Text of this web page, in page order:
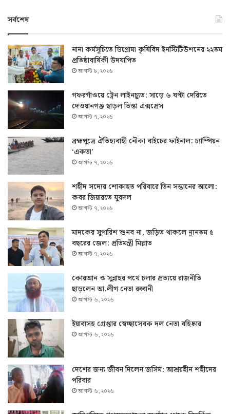
সর্বশেষ
নানা কর্মসূচিতে ডিপ্লোমা কৃষিবিদ ইনস্টিটিউশনের ২২তম
প্রতিষ্ঠাবার্ষিকী উদযাপিত
আগস্ট ৮, ২০২৬
গফরগাঁওয়ে ট্রেন লাইনচ্যুত: সাড়ে ৬ ঘণ্টা দেরিতে
দেওয়ানগঞ্জ ছাড়ল তিস্তা এক্সপ্রেস
আগস্ট ৭, ২০২৬
ব্রহ্মপুত্রে ঐতিহ্যবাহী নৌকা বাইচের ফাইনাল: চ্যাম্পিয়ন
‘একতা’
আগস্ট ৭, ২০২৬
শহীদ সদ্যের শোকাহত পরিবারে তিন সন্তানের আলো:
কবর জিয়ারতে যুবদল
আগস্ট ৭, ২০২৬
মাদকের সুপারিশ শুনব না, জড়িত থাকলে ন্যূনতম ৫
বছরের জেল: প্রতিমন্ত্রী মিল্লাত
আগস্ট ৭, ২০২৬
কোরআন ও সুন্নাহর পথে চলার প্রত্যয়ে রাজনীতি
ছাড়লেন আ.লীগ নেতা রব্বানী
আগস্ট ৬, ২০২৬
ইয়াবাসহ গ্রেপ্তার স্বেচ্ছাসেবক দল নেতা বহিষ্কার
আগস্ট ৬, ২০২৬
দেশের জন্য জীবন দিলেন জসিম: আশ্রয়হীন শহীদের
পরিবার
আগস্ট ৬, ২০২৬